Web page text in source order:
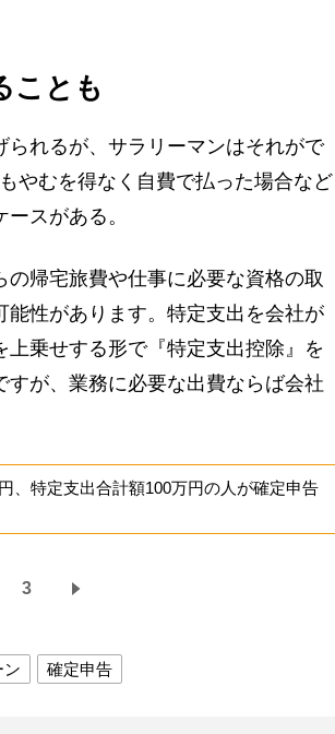
ことも
れるが、サラリーマンはそれがで
やむを得なく自費で払った場合など
スがある。
の帰宅旅費や仕事に必要な資格の取
性があります。特定支出を会社が
乗せする形で『特定支出控除』を
が、業務に必要な出費ならば会社
、特定支出合計額100万円の人が確定申告
3
ン 確定申告